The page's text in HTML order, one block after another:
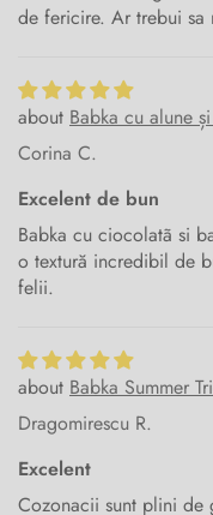
de fericire. Ar trebui
Babka cu alune
Corina C.
Excelent de bun
Babka cu ciocolatã si
o textură incredibil de
felii.
Babka Summer
Dragomirescu R.
Excelent
Cozonacii sunt plini de